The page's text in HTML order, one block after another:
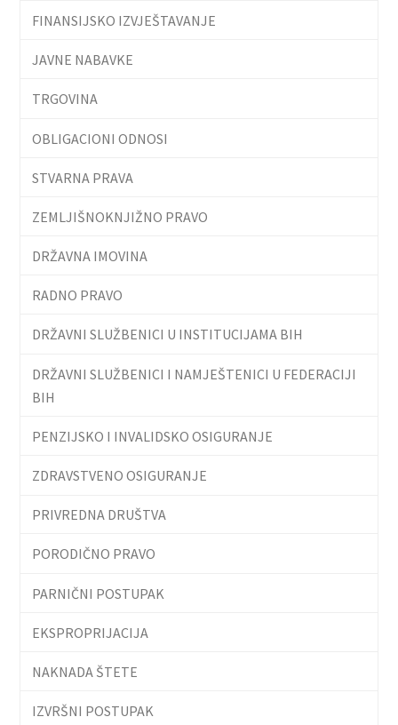
FINANSIJSKO IZVJEŠTAVANJE
JAVNE NABAVKE
TRGOVINA
OBLIGACIONI ODNOSI
STVARNA PRAVA
ZEMLJIŠNOKNJIŽNO PRAVO
DRŽAVNA IMOVINA
RADNO PRAVO
DRŽAVNI SLUŽBENICI U INSTITUCIJAMA BIH
DRŽAVNI SLUŽBENICI I NAMJEŠTENICI U FEDERACIJI
BIH
PENZIJSKO I INVALIDSKO OSIGURANJE
ZDRAVSTVENO OSIGURANJE
PRIVREDNA DRUŠTVA
PORODIČNO PRAVO
PARNIČNI POSTUPAK
EKSPROPRIJACIJA
NAKNADA ŠTETE
IZVRŠNI POSTUPAK